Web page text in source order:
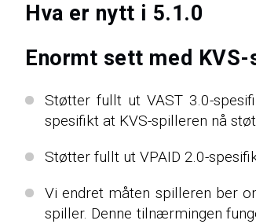
Hva er nytt i 5.1.0
Enormt sett med
Støtter fullt ut VAST 3.0-
spesifikt at KVS-spilleren nå
Støtter fullt ut VPAID 2.0-
Vi endret måten spilleren ber
spiller. Denne tilnærmingen